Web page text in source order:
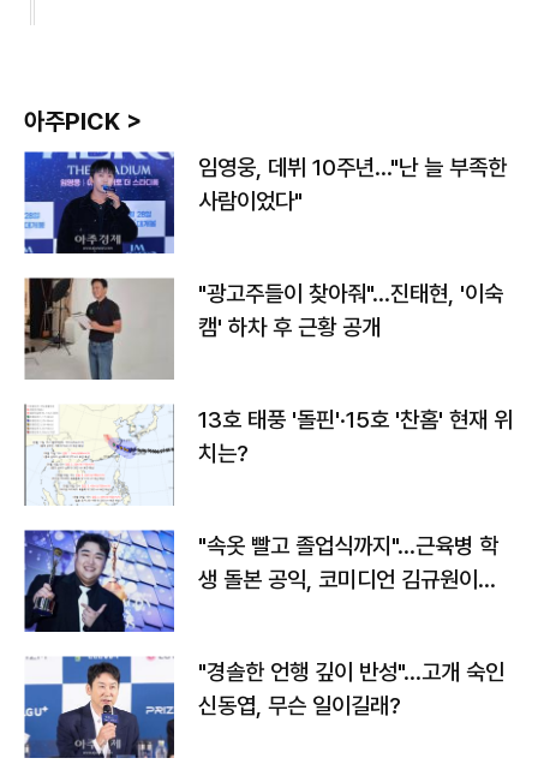
아주PICK >
임영웅, 데뷔 10주년…"난 늘 부족한
사람이었다"
"광고주들이 찾아줘"…진태현, '이숙
캠' 하차 후 근황 공개
13호 태풍 '돌핀'·15호 '찬홈' 현재 위
치는?
"속옷 빨고 졸업식까지"…근육병 학
생 돌본 공익, 코미디언 김규원이었
"경솔한 언행 깊이 반성"…고개 숙인
신동엽, 무슨 일이길래?